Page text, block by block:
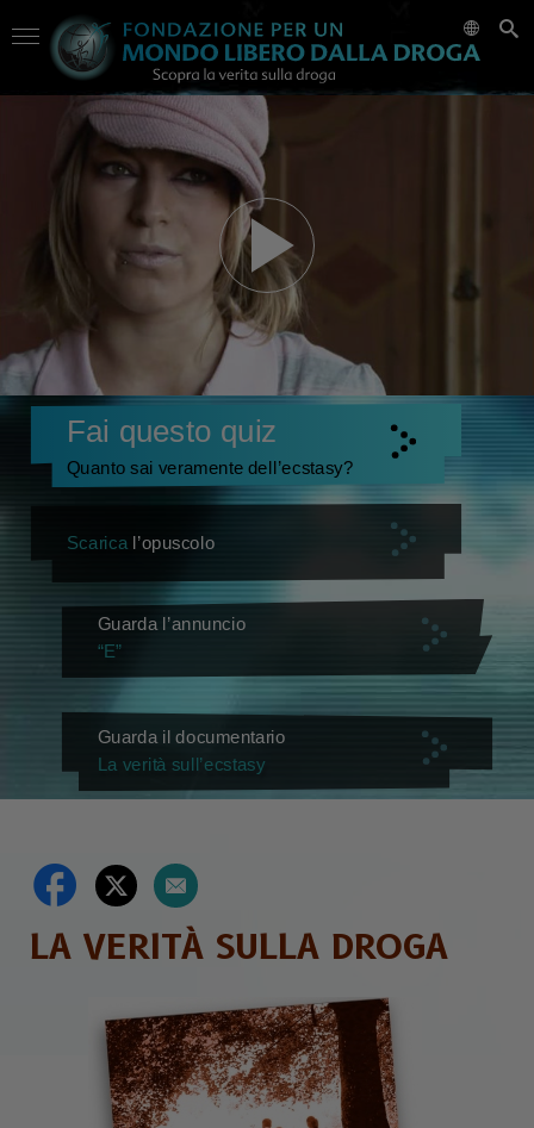
Fai questo quiz
Quanto sai veramente dell’ecstasy?
Scarica l’opuscolo
Guarda l’annuncio
“E”
Guarda il documentario
La verità sull’ecstasy
LA VERITÀ SULLA DROGA